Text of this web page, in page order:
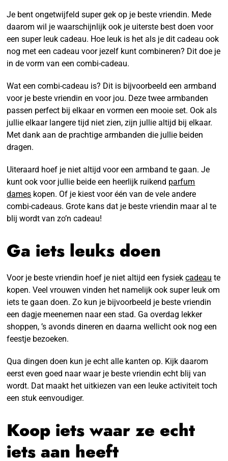
Je bent ongetwijfeld super gek op je beste vriendin. Mede
daarom wil je waarschijnlijk ook je uiterste best doen voor
een super leuk cadeau. Hoe leuk is het als je dit cadeau ook
nog met een cadeau voor jezelf kunt combineren? Dit doe je
in de vorm van een combi-cadeau.
Wat een combi-cadeau is? Dit is bijvoorbeeld een armband
voor je beste vriendin en voor jou. Deze twee armbanden
passen perfect bij elkaar en vormen een mooie set. Ook als
jullie elkaar langere tijd niet zien, zijn jullie altijd bij elkaar.
Met dank aan de prachtige armbanden die jullie beiden
dragen.
Uiteraard hoef je niet altijd voor een armband te gaan. Je
kunt ook voor jullie beide een heerlijk ruikend parfum
dames kopen. Of je kiest voor één van de vele andere
combi-cadeaus. Grote kans dat je beste vriendin maar al te
blij wordt van zo’n cadeau!
Ga iets leuks doen
Voor je beste vriendin hoef je niet altijd een fysiekcadeau te
kopen. Veel vrouwen vinden het namelijk ook super leuk om
iets te gaan doen. Zo kun je bijvoorbeeld je beste vriendin
een dagje meenemen naar een stad. Ga overdag lekker
shoppen, ’s avonds dineren en daarna wellicht ook nog een
feestje bezoeken.
Qua dingen doen kun je echt alle kanten op. Kijk daarom
eerst even goed naar waar je beste vriendin echt blij van
wordt. Dat maakt het uitkiezen van een leuke activiteit toch
een stuk eenvoudiger.
Koop iets waar ze echt
iets aan heeft